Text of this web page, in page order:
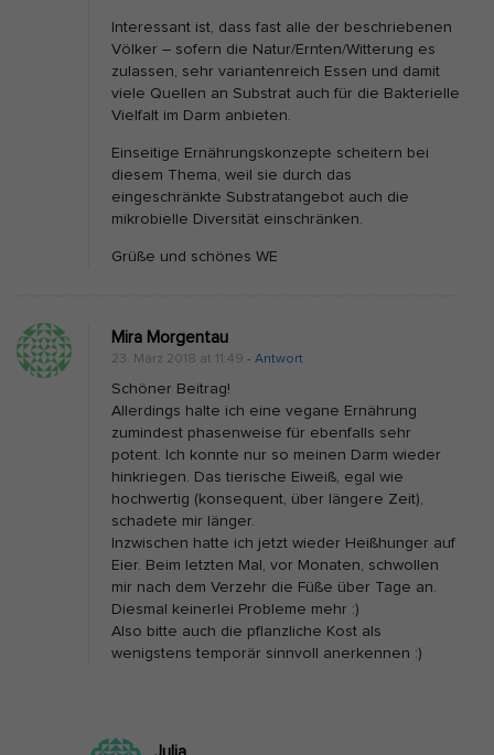
Interessant ist, dass fast alle der beschriebenen
Völker – sofern die Natur/Ernten/Witterung es
zulassen, sehr variantenreich Essen und damit
viele Quellen an Substrat auch für die Bakterielle
Vielfalt im Darm anbieten.
Einseitige Ernährungskonzepte scheitern bei
diesem Thema, weil sie durch das
eingeschränkte Substratangebot auch die
mikrobielle Diversität einschränken.
Grüße und schönes WE
Mira Morgentau
23. März 2018 at 11:49 - Antwort
Schöner Beitrag!
Allerdings halte ich eine vegane Ernährung
zumindest phasenweise für ebenfalls sehr
potent. Ich konnte nur so meinen Darm wieder
hinkriegen. Das tierische Eiweiß, egal wie
hochwertig (konsequent, über längere Zeit),
schadete mir länger.
Inzwischen hatte ich jetzt wieder Heißhunger auf
Eier. Beim letzten Mal, vor Monaten, schwollen
mir nach dem Verzehr die Füße über Tage an.
Diesmal keinerlei Probleme mehr :)
Also bitte auch die pflanzliche Kost als
wenigstens temporär sinnvoll anerkennen :)